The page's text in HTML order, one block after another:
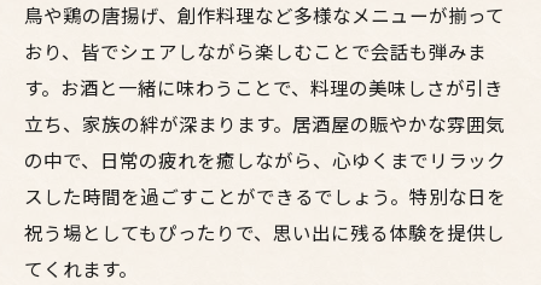
鳥や鶏の唐揚げ、創作料理など多様なメニューが揃って
おり、皆でシェアしながら楽しむことで会話も弾みま
す。お酒と一緒に味わうことで、料理の美味しさが引き
立ち、家族の絆が深まります。居酒屋の賑やかな雰囲気
の中で、日常の疲れを癒しながら、心ゆくまでリラック
スした時間を過ごすことができるでしょう。特別な日を
祝う場としてもぴったりで、思い出に残る体験を提供し
てくれます。